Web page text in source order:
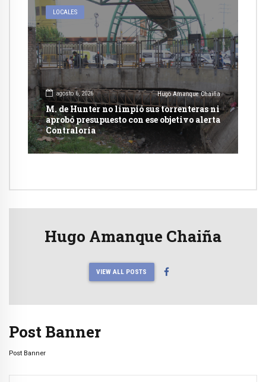
LOCALES
agosto 6, 2026 Hugo Amanque Chaiña
M. de Hunter no limpió sus torrenteras ni
aprobó presupuesto con ese objetivo alerta
Contraloría
Hugo Amanque Chaiña
VIEW ALL POSTS
Post Banner
Post Banner